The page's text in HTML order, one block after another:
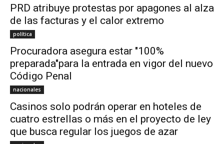
PRD atribuye protestas por apagones al alza
de las facturas y el calor extremo
política
Procuradora asegura estar "100%
preparada"para la entrada en vigor del nuevo
Código Penal
nacionales
Casinos solo podrán operar en hoteles de
cuatro estrellas o más en el proyecto de ley
que busca regular los juegos de azar